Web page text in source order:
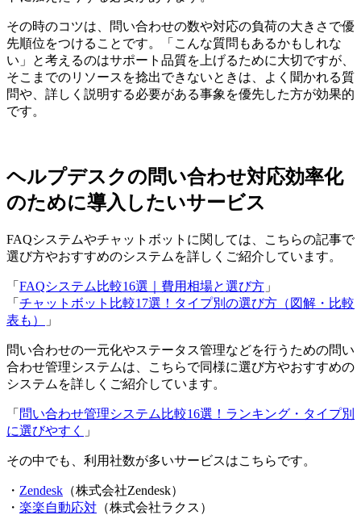
その時のコツは、問い合わせの数や対応の負荷の大きさで優
先順位をつけることです。「こんな質問もあるかもしれな
い」と考えるのはサポート品質を上げるために大切ですが、
そこまでのリソースを捻出できないときは、よく聞かれる質
問や、詳しく説明する必要がある事象を優先した方が効果的
です。
ヘルプデスクの問い合わせ対応効率化
のために導入したいサービス
FAQシステムやチャットボットに関しては、こちらの記事で
選び方やおすすめのシステムを詳しくご紹介しています。
「 FAQシステム比較16選｜費用相場と選び方 」
「 チャットボット比較17選！タイプ別の選び方（図解・比較
表も）
」
問い合わせの一元化やステータス管理などを行うための問い
合わせ管理システムは、こちらで同様に選び方やおすすめの
システムを詳しくご紹介しています。
「 問い合わせ管理システム比較16選！ランキング・タイプ別
に選びやすく
」
その中でも、利用社数が多いサービスはこちらです。
・ Zendesk （株式会社Zendesk）
・ 楽楽自動応対 （株式会社ラクス）